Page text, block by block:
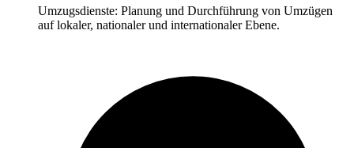
Umzugsdienste: Planung und Durchführung von Umzügen
auf lokaler, nationaler und internationaler Ebene.